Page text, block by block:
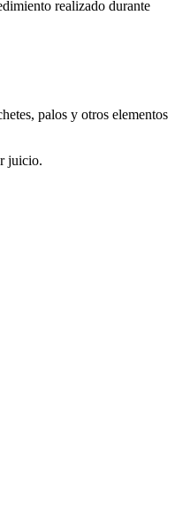
realizado durante
palos y otros elementos
juicio.